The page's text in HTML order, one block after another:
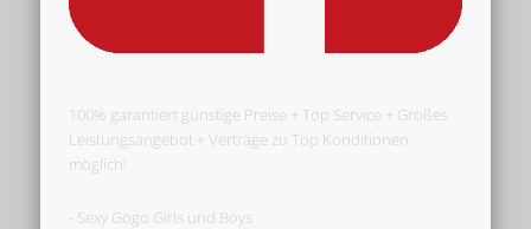
100% garantiert günstige Preise + Top Service + Großes
Leistungsangebot + Verträge zu Top Konditionen
möglich!
- Sexy Gogo Girls und Boys